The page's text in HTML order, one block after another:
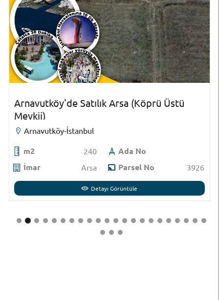
Arnavutköy'de Satılık Arsa (Köprü Üstü
Mevkii)
Arnavutköy-İstanbul
m2 240
Ada No
İmar
Arsa Parsel No 3926
Detayı Görüntüle